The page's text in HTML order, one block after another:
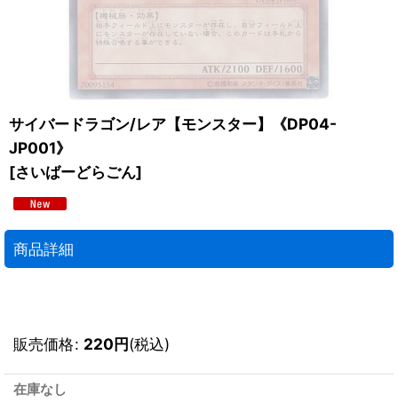
サイバードラゴン/レア【モンスター】《DP04-
JP001》
[さいばーどらごん]
商品詳細
販売価格: 220円(税込)
在庫なし